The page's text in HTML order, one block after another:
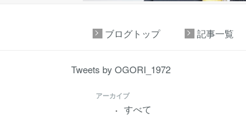
ブログトップ 記事一覧
Tweets by OGORI_1972
アーカイブ
すべて